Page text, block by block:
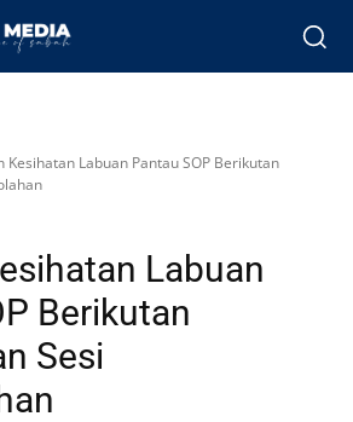
Kesihatan Labuan Pantau SOP Berikutan
Labuan
Berikutan
Sesi